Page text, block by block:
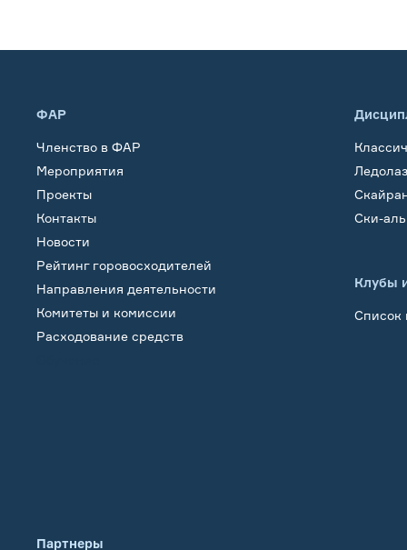
ФАР
Членство в ФАР
Мероприятия
Проекты
Контакты
Новости
Рейтинг горовосходителей
Направления деятельности
Комитеты и комиссии
Расходование средств
Ски-
Клубы
Список
Партнеры